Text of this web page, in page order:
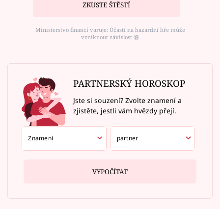
ZKUSTE ŠTĚSTÍ
Ministerstvo financí varuje: Účastí na hazardní hře může
vzniknout závislost ⑱
PARTNERSKÝ HOROSKOP
Jste si souzení? Zvolte znamení a
zjistěte, jestli vám hvězdy přejí.
VYPOČÍTAT